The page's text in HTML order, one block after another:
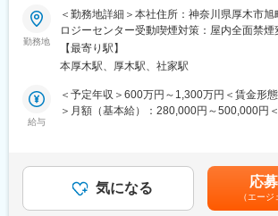
その中で各種用途に合わせたデバイスの実
すことの重要度がますます高まっています
ンジしてくれる意欲のある仲間を募集してい
転職をして良かったことの１つは、職場が
を開発に取り入れやすい環境にあり、更に
それぞれで必要なスキルを習得できるだけで
世に送り出したという大きな達成感を得るこ
目は、技術開発時の失敗を単なる失敗で終
■配属部署のミッション：
新規技術の探索から実用化まで行い、次世代
なげることを組織のミッションとしています
ォトニクスの分野の開発を推進しており、シ
の機能部品を構成する光回路（PIC）のデバ
す。また、PICを制御する電気回路(EIC)の
学や社外企業との協業で、新技術の早期製
ます。
・デバイスエンジニア：レーザーチップ/シ
板接合、効率改善のためのシリコンフォトニ
の立案、デバイス構造設計、マスク作成、自
勤務地
＜勤務地詳細＞本社住所：神奈川県厚木市
ロジーセンター受動喫煙対策：屋内全面禁煙
定める事業所（リモートワーク含む）
【最寄り駅】
本厚木駅、厚木駅、社家駅
給与
＜予定年収＞600万円～1,300万円＜賃金形
＞月額（基本給）：280,000円～500,000円
ます。月給(月額)は固定手当を含めた表記で
気になる 応
（エー